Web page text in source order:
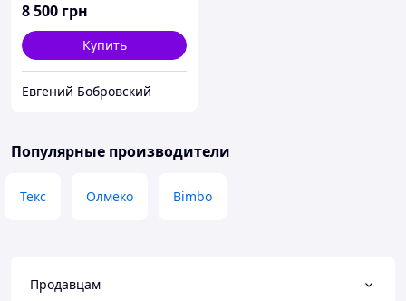
8 500 грн
Купить
Евгений Бобровский
Популярные производители
Текс Олмеко Bimbo
Продавцам